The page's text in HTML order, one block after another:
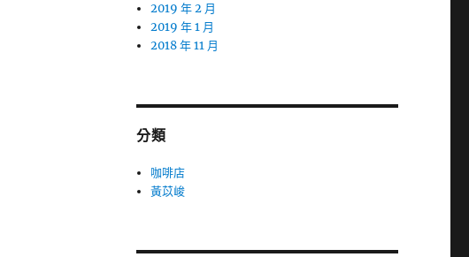
2019 年 2 月
2019 年 1 月
2018 年 11 月
分類
咖啡店
黃苡峻